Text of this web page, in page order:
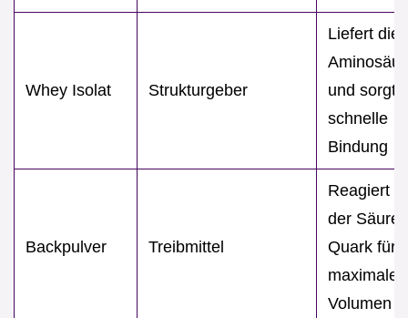
Whey Isolat Strukturgeber
Liefert die
und sorgt
schnelle
Bindung
Backpulver Treibmittel
Reagiert
der Säure
Quark für
maximales
Volumen